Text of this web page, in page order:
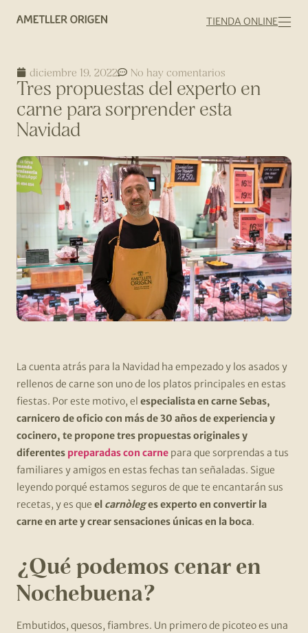
TIENDA ONLINE
diciembre 19, 2022 No hay comentarios
Tres propuestas del experto en
carne para sorprender esta
Navidad
La cuenta atrás para la Navidad ha empezado y los asados y
rellenos de carne son uno de los platos principales en estas
fiestas. Por este motivo, el especialista en carne Sebas,
carnicero de oficio con más de 30 años de experiencia y
cocinero, te propone tres propuestas originales y
diferentes preparadas con carne para que sorprendas a tus
familiares y amigos en estas fechas tan señaladas. Sigue
leyendo porqué estamos seguros de que te encantarán sus
recetas, y es que el carnòleges experto en convertir la
carne en arte y crear sensaciones únicas en la boca.
¿Qué podemos cenar en
Nochebuena?
Embutidos, quesos, fiambres. Un primero de picoteo es una